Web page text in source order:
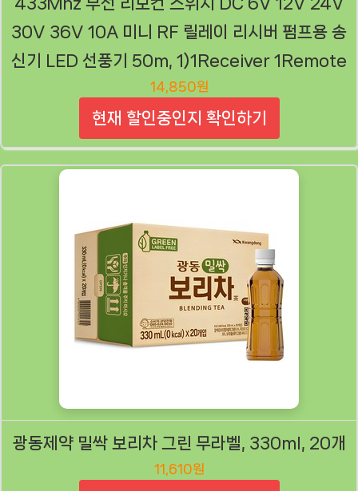
30V 36V 10A 미니 RF 릴레이 리시버 펌프용 송
신기 LED 선풍기 50m, 1)1Receiver 1Remote
14,850원
현재 할인중인지 확인하기
광동제약 밀싹 보리차 그린 무라벨, 330ml, 20개
11,610원